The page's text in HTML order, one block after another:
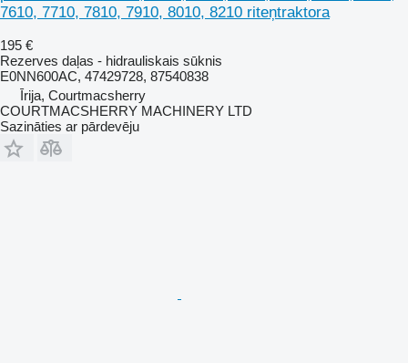
7610, 7710, 7810, 7910, 8010, 8210 riteņtraktora
195 €
Rezerves daļas - hidrauliskais sūknis
E0NN600AC, 47429728, 87540838
Īrija, Courtmacsherry
COURTMACSHERRY MACHINERY LTD
Sazināties ar pārdevēju